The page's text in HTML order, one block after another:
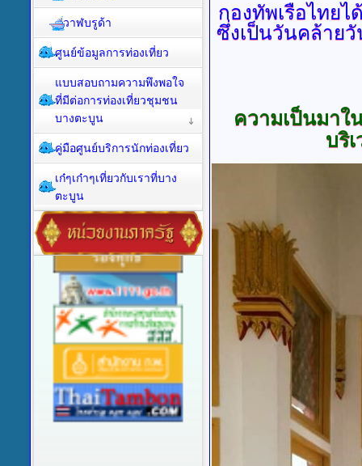
กองทัพเรือไทยไ
ซึ่งเป็นวันคล้าย
ความเป็นมาใ
บริ
วาฬบรูด้า
ศูนย์ข้อมูลการท่องเที่ยว
แบบสอบถามความพึงพอใจ
ที่มีต่อการท่องเที่ยวชุมชน
บางตะบูน
คู่มือศูนย์บริการนักท่องเที่ยว
เก๋ๆเก๋าๆเที่ยวกับเราที่บาง
ตะบูน